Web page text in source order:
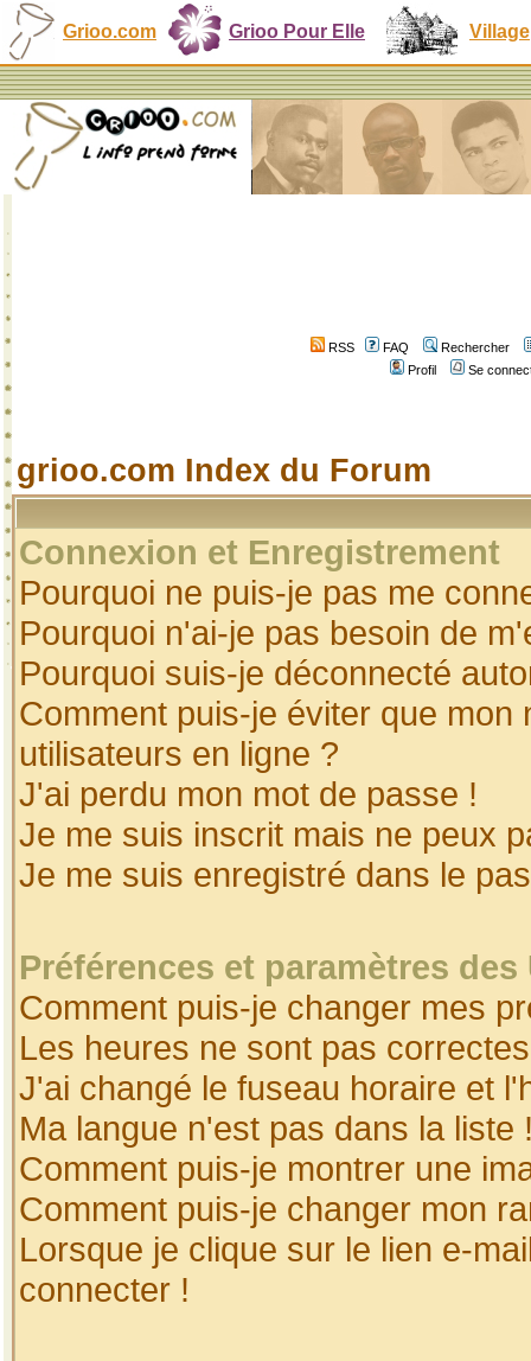
Grioo.com Grioo Pour Elle Village
RSS FAQ
Rechercher
Profil
Se
grioo.com Index du Forum
Connexion et Enregistrement
Pourquoi ne puis-je pas me
Pourquoi n'ai-je pas besoin de
Pourquoi suis-je déconnecté
Comment puis-je éviter que
utilisateurs en ligne ?
J'ai perdu mon mot de passe !
Je me suis inscrit mais ne peux
Je me suis enregistré dans le
Préférences et paramètres
Comment puis-je changer mes
Les heures ne sont pas
J'ai changé le fuseau horaire et
Ma langue n'est pas dans la liste
Comment puis-je montrer une
Comment puis-je changer mon
Lorsque je clique sur le lien e-
connecter !